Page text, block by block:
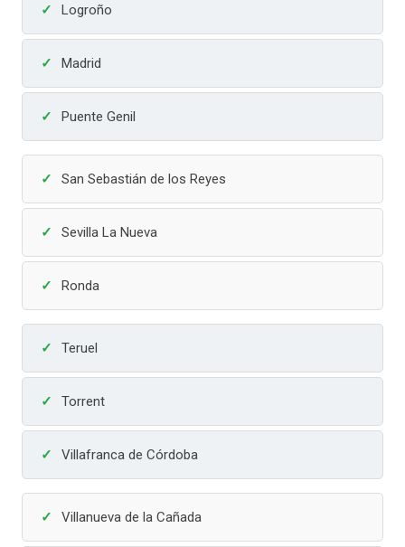
Logroño
Madrid
Puente Genil
San Sebastián de los Reyes
Sevilla La Nueva
Ronda
Teruel
Torrent
Villafranca de Córdoba
Villanueva de la Cañada